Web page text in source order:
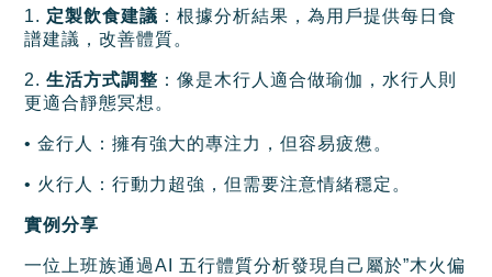
1. 定製飲食建議 ：根據分析結果，為用戶提供每日食
譜建議，改善體質。
2.生活方式調整 ：像是木行人適合做瑜伽，水行人則
更適合靜態冥想。
• 金行人：擁有強大的專注力，但容易疲憊。
• 火行人：行動力超強，但需要注意情緒穩定。
實例分享
一位上班族通過AI 五行體質分析發現自己屬於”木火偏